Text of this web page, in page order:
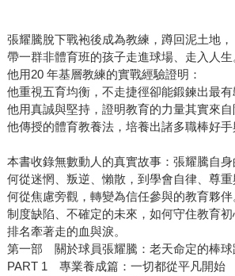
張耀騰脫下戰袍後成為教練，蹲回泥土地，
帶一群非體育班的孩子走進球場、走入人生
他用20 年基層教練的實戰經驗證明：
他重視五育均衡，不走捷徑卻能鍛鍊出最有
他用真誠與堅持，證明教育的力量其實來自
他傳授的體育教養法，培養出諸多職棒好手
本書收錄無數動人的真實故事：張耀騰自
何從迷惘、叛逆、懶散，到學會自律、尊
何從焦慮旁觀，轉變為信任參與的教育夥
制度缺陷、不確定的未來，如何守住教育
排名牽著走的血與淚。
第一部 關於球員張耀騰：老天命定的棒球
PART 1 專業養成篇：一切都從平凡開始